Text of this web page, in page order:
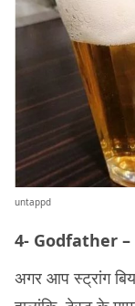
untappd
4- Godfather –
अगर आप स्ट्रांग